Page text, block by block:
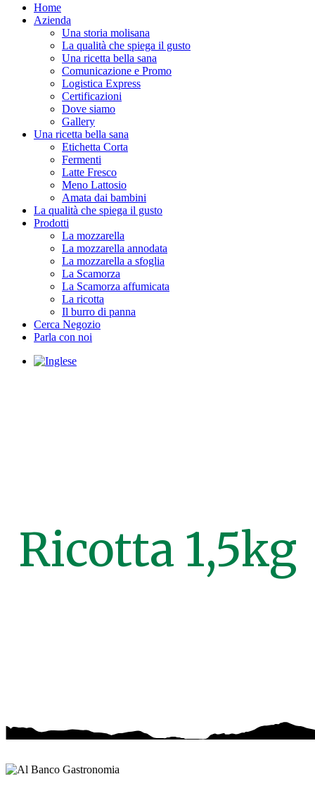
Home
Azienda
Una storia molisana
La qualità che spiega il gusto
Una ricetta bella sana
Comunicazione e Promo
Logistica Express
Certificazioni
Dove siamo
Gallery
Una ricetta bella sana
Etichetta Corta
Fermenti
Latte Fresco
Meno Lattosio
Amata dai bambini
La qualità che spiega il gusto
Prodotti
La mozzarella
La mozzarella annodata
La mozzarella a sfoglia
La Scamorza
La Scamorza affumicata
La ricotta
Il burro di panna
Cerca Negozio
Parla con noi
Ricotta 1,5kg